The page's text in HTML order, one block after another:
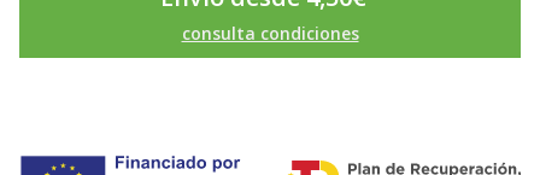
consulta condiciones